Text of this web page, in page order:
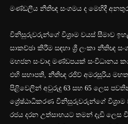
මණ්ඩලීය නීතිඥ සංගමය ද මෙහිදී
විනිසුරුවරුන්ගේ විශ්‍රාම වයස් සීමාව
සාකච්ඡා කිරීම සඳහා ශ්‍රී ලංකා නීතිඥ
මහජන සංවාද මණ්ඩපයක් සංවිධානය
එහි සභාපති, නීතිඥ රජිව් අමරසූරිය
පිළිවෙලින් අවුරුදු 63 සහ 65 ලෙස
ශ්‍රේෂ්ඨාධිකරණ විනිසුරුවරුන්ගේ
රජය දරන උත්සාහයට තමන් දැඩි